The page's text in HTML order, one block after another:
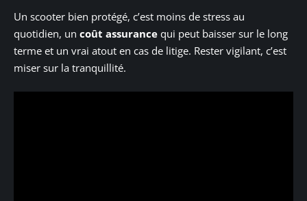
Un scooter bien protégé, c’est moins de stress au
quotidien, un coût assurance qui peut baisser sur le long
terme et un vrai atout en cas de litige. Rester vigilant, c’est
miser sur la tranquillité.